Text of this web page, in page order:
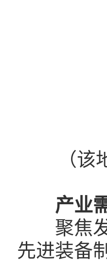
（
产业
聚焦发
先进装备